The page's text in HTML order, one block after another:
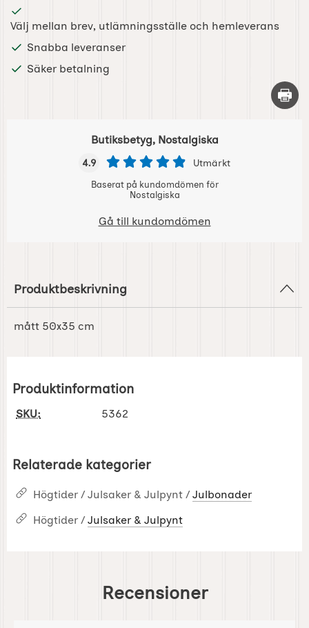
Välj mellan brev, utlämningsställe och hemleverans
Snabba leveranser
Säker betalning
Skriv
Butiksbetyg, Nostalgiska
4.9 Utmärkt
Baserat på kundomdömen för
Nostalgiska
Gå till kundomdömen
Produktbeskrivning
mått 50x35 cm
Produktinformation
SKU: 5362
Relaterade kategorier
Högtider / Julsaker & Julpynt / Julbonader
Högtider / Julsaker & Julpynt
Recensioner